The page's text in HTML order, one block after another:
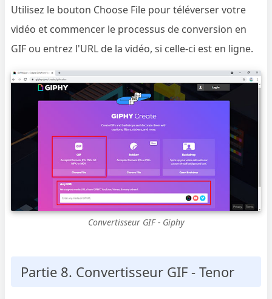
Utilisez le bouton Choose File pour téléverser votre
vidéo et commencer le processus de conversion en
GIF ou entrez l'URL de la vidéo, si celle-ci est en ligne.
Convertisseur GIF - Giphy
Partie 8. Convertisseur GIF - Tenor